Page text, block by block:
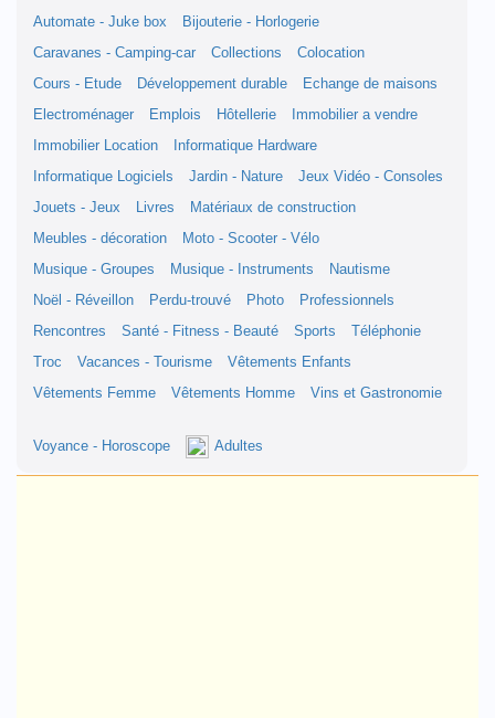
Automate - Juke box
Bijouterie - Horlogerie
Caravanes - Camping-car
Collections
Colocation
Cours - Etude
Développement durable
Echange de maisons
Electroménager
Emplois Hôtellerie
Immobilier a vendre
Immobilier Location
Informatique Hardware
Informatique Logiciels
Jardin - Nature
Jeux Vidéo - Consoles
Jouets - Jeux
Livres
Matériaux de construction
Meubles - décoration
Moto - Scooter - Vélo
Musique - Groupes
Musique - Instruments
Nautisme
Noël - Réveillon
Perdu-trouvé Photo
Professionnels
Rencontres
Santé - Fitness - Beauté Sports
Téléphonie
Troc
Vacances - Tourisme
Vêtements Enfants
Vêtements Femme
Vêtements Homme Vins et Gastronomie
Voyance - Horoscope Adultes